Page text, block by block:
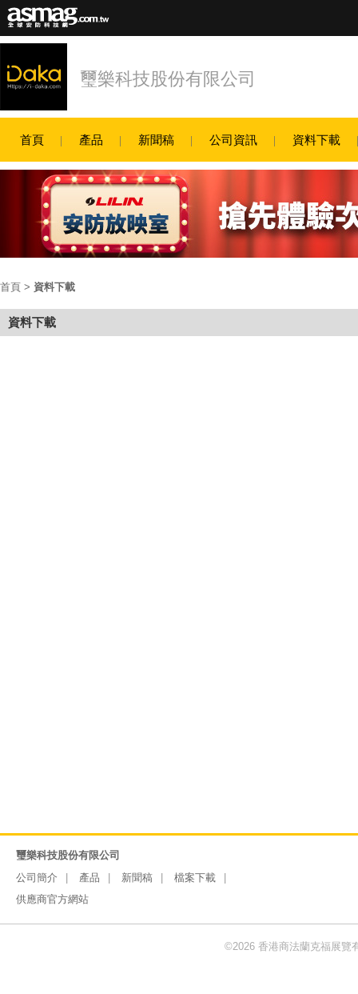
璽樂科技股份有限公司
首頁 產品 新聞稿 公司資訊 資料下載
首頁 > 資料下載
資料下載
璽樂科技股份有限公司
公司簡介
產品 新聞稿
檔案下載
供應商官方網站
©2026 香港商法蘭克福展覽